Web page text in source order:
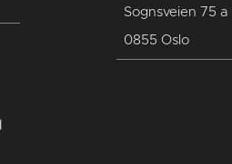
Sognsveien 75 a
0855 Oslo